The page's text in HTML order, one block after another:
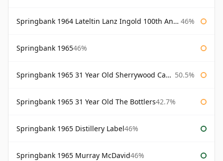
Springbank 1964 Lateltin Lanz Ingold 100th Anniversary 46%
Springbank 196546%
Springbank 1965 31 Year Old Sherrywood Cadenhead's 50.5%
Springbank 1965 31 Year Old The Bottlers42.7%
Springbank 1965 Distillery Label46%
Springbank 1965 Murray McDavid46%